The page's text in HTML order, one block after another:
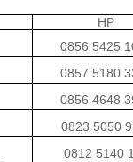
HP
0856 5425
0857 5180
0856 4648
0823 5050
0812 5140